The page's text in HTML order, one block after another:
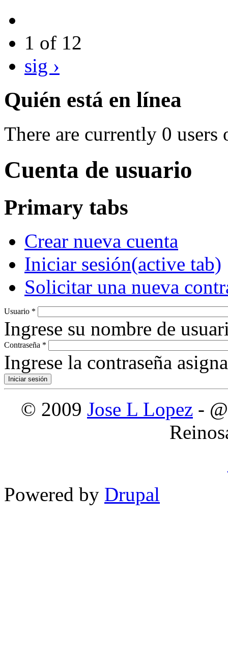
1 of 12
sig ›
Quién está en línea
There are currently 0 users
Cuenta de usuario
Primary tabs
Crear nueva cuenta
Iniciar sesión(active tab)
Solicitar una nueva
Usuario *
Ingrese su nombre de
Contraseña *
Ingrese la contraseña
© 2009 Jose L Lopez -
Powered by Drupal